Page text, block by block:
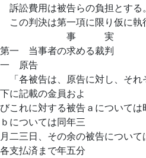
訴訟費用は被告らの負担とする。
この判決は第一項に限り仮に執
事 実
第一 当事者の求める裁判
一 原告
「各被告は、原告に対し、それ
下に記載の金員およ
びこれに対する被告ａについて
ｂについては同年三
月二三日、その余の被告につい
各支払済まで年五分